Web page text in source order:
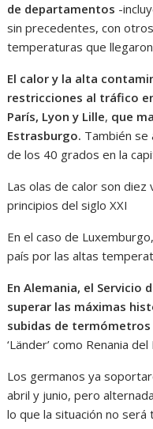
de departamentos -
sin precedentes, con
temperaturas que
El calor y la alta
restricciones al tráfico
París, Lyon y Lille, que
Estrasburgo. También se
de los 40 grados en la
Las olas de calor son
principios del siglo XXI
En el caso de
país por las altas
En Alemania, el
superar las máximas
subidas de
‘Länder’ como Renania
Los germanos ya
abril y junio, pero
lo que la situación no